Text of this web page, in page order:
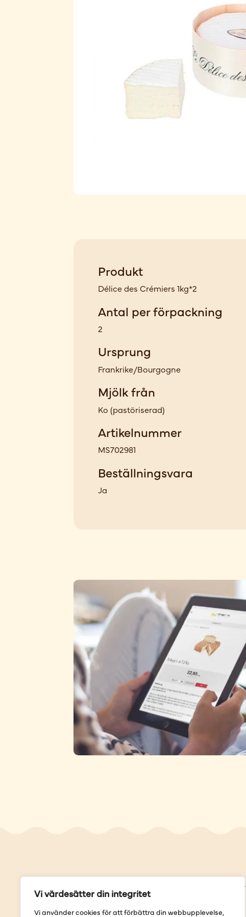
Vi värdesätter din integritet
Vi använder cookies för att förbättra din webbupplevelse,
Produkt
Délice des Crémiers 1kg*2
Antal per förpackning
2
Ursprung
Frankrike/Bourgogne
Mjölk från
Ko (pastöriserad)
Artikelnummer
MS702981
Beställningsvara
Ja
Genvägar
Våra butiker